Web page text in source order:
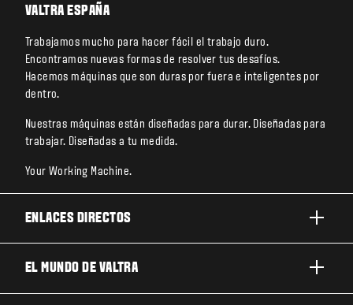
VALTRA ESPAÑA
Trabajamos mucho para hacer fácil el trabajo duro.
Encontramos nuevas formas de resolver tus desafíos.
Hacemos máquinas que son duras por fuera e inteligentes por
dentro.
Nuestras máquinas están diseñadas para durar. Diseñadas para
trabajar. Diseñadas a tu medida.
Your Working Machine.
ENLACES DIRECTOS
EL MUNDO DE VALTRA